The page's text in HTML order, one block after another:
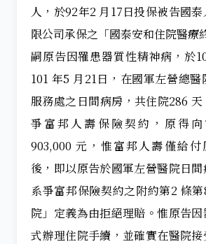
人，於92年2 月17日投保被告國
限公司承保之「國泰安和住院醫療
嗣原告因罹患器質性精神病，於
101 年5 月21日，在國軍左營總
服務處之日間病房，共住院286
爭富邦人壽保險契約，原得
903,000 元，惟富邦人壽僅給付
後，即以原告於國軍左營醫院日
系爭富邦保險契約之附約第2 條
院」定義為由拒絕理賠。惟原告
式辦理住院手續，並確實在醫院